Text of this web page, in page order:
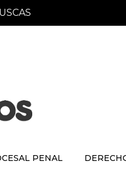
PENAL